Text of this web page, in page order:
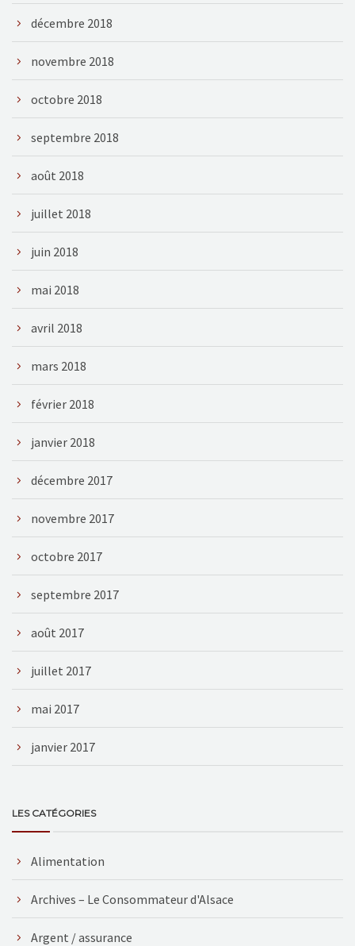
décembre 2018
novembre 2018
octobre 2018
septembre 2018
août 2018
juillet 2018
juin 2018
mai 2018
avril 2018
mars 2018
février 2018
janvier 2018
décembre 2017
novembre 2017
octobre 2017
septembre 2017
août 2017
juillet 2017
mai 2017
janvier 2017
LES CATÉGORIES
Alimentation
Archives – Le Consommateur d'Alsace
Argent / assurance